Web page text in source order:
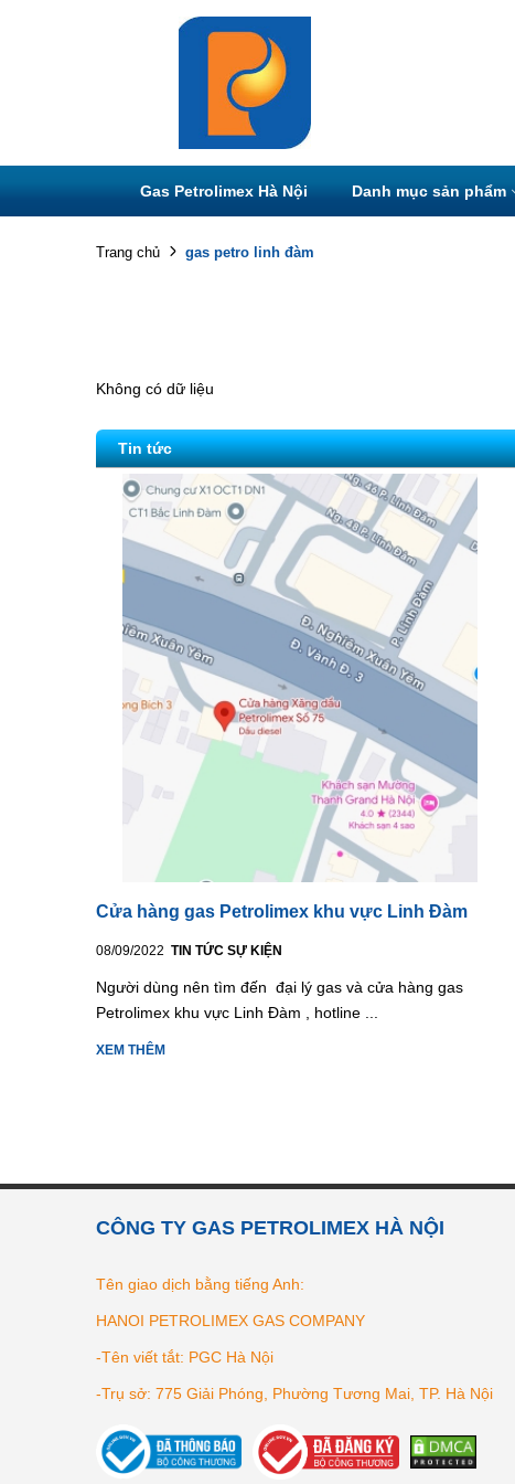
Gas Petrolimex Hà Nội Danh mục sản phẩm
Trang chủ gas petro linh đàm
Không có dữ liệu
Tin tức
Cửa hàng gas Petrolimex khu vực Linh Đàm
08/09/2022 TIN TỨC SỰ KIỆN
Người dùng nên tìm đến đại lý gas và cửa hàng gas
Petrolimex khu vực Linh Đàm , hotline ...
XEM THÊM
CÔNG TY GAS PETROLIMEX HÀ NỘI
Tên giao dịch bằng tiếng Anh:
HANOI PETROLIMEX GAS COMPANY
-Tên viết tắt: PGC Hà Nội
-Trụ sở: 775 Giải Phóng, Phường Tương Mai, TP. Hà Nội